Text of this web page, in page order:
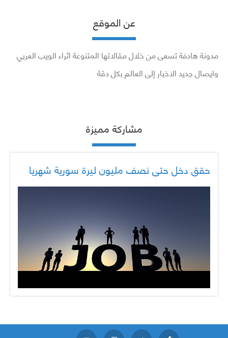
عن الموقع
مدونة هادفة تسعى من خلال مقالاتها المتنوعة اثراء الويب العربي
وايصال جديد الاخبار إلى العالم بكل دقة
مشاركة مميزة
حقق دخل حتى نصف مليون ليرة سورية شهريا